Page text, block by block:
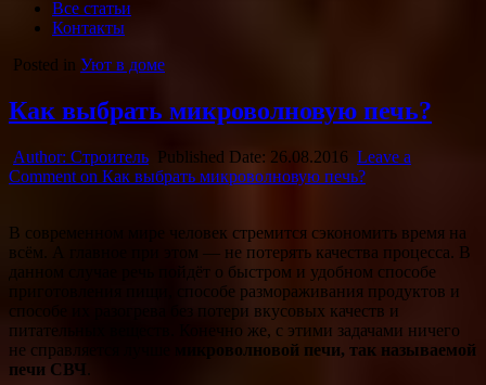
Все статьи
Контакты
Posted in Уют в доме
Как выбрать микроволновую печь?
Author: Строитель Published Date: 26.08.2016 Leave a
Comment on Как выбрать микроволновую печь?
В современном мире человек стремится сэкономить время на
всём. А главное при этом — не потерять качества процесса. В
данном случае речь пойдёт о быстром и удобном способе
приготовления пищи, способе размораживания продуктов и
способе их разогрева без потери вкусовых качеств и
питательных веществ. Конечно же, с этими задачами ничего
не справляется лучше
микроволновой печи, так называемой
печи СВЧ